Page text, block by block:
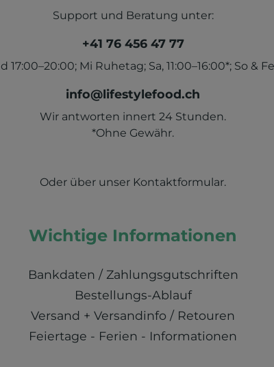
Support und Beratung unter:
+41 76 456 47 77
17:00–20:00; Mi Ruhetag; Sa, 11:00–16:00*; So &
info@lifestylefood.ch
Wir antworten innert 24 Stunden.
*Ohne Gewähr.
Oder über unser Kontaktformular.
Wichtige Informationen
Bankdaten / Zahlungsgutschriften
Bestellungs-Ablauf
Versand + Versandinfo / Retouren
Feiertage - Ferien - Informationen